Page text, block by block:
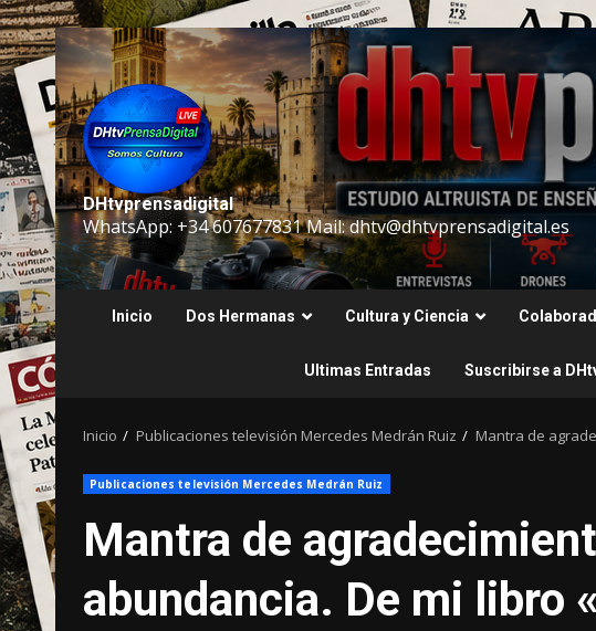
Saltar
al
contenido
DHtvprensadigital
WhatsApp: +34 607677831 Mail: dhtv@dhtvprensadigital.es
Inicio Dos Hermanas Cultura y Ciencia
Ultimas Entradas Suscribirse a
Inicio Publicaciones televisión Mercedes Medrán Ruiz Mantra de
Publicaciones televisión Mercedes Medrán Ruiz
Mantra de
abundancia. De mi libro